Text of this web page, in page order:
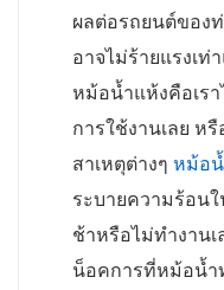
ผลต่อรถยนต์ของ
อาจไม่ร้ายแรงเท่
หม้อน้ำแห้งคือเร
การใช้งานเลย ห
สาเหตุต่างๆ หม้อ
ระบายความร้อน
ช้าหรือไม่ทำงานเ
น็อคการที่หม้อน้ำ